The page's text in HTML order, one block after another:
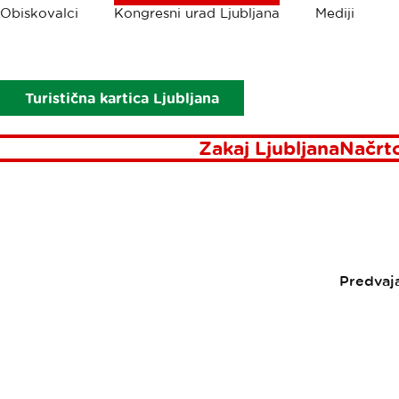
Obiskovalci Kongresni urad Ljubljana Mediji
Turistična kartica Ljubljana
Zakaj Ljubljana
Drobtinice
Osem ljubljanskih
OSEM
POTI